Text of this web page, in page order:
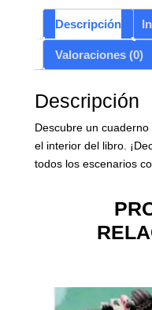
Descripción
Valoraciones (0)
Descripción
Descubre un
el interior del libro.
todos los escenarios